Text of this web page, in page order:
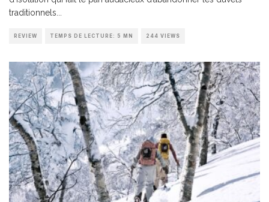
traditionnels...
REVIEW TEMPS DE LECTURE: 5 MN 244 VIEWS